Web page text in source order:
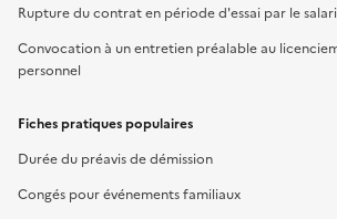
Rupture du contrat en période d'essai par le
Convocation à un entretien préalable au
personnel
Fiches pratiques populaires
Durée du préavis de démission
Congés pour événements familiaux